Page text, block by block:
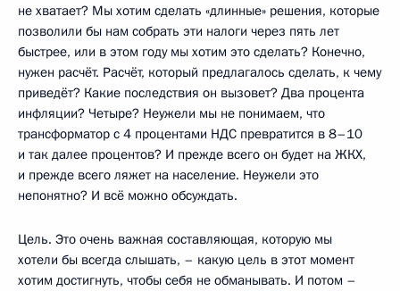
не хватает? Мы хотим сделать «длинные» решения, которые
позволили бы нам собрать эти налоги через пять лет
быстрее, или в этом году мы хотим это сделать? Конечно,
нужен расчёт. Расчёт, который предлагалось сделать, к чему
приведёт? Какие последствия он вызовет? Два процента
инфляции? Четыре? Неужели мы не понимаем, что
трансформатор с 4 процентами НДС превратится в 8–10
и так далее процентов? И прежде всего он будет на ЖКХ,
и прежде всего ляжет на население. Неужели это
непонятно? И всё можно обсуждать.
Цель. Это очень важная составляющая, которую мы
хотели бы всегда слышать, – какую цель в этот момент
хотим достигнуть, чтобы себя не обманывать. И потом –